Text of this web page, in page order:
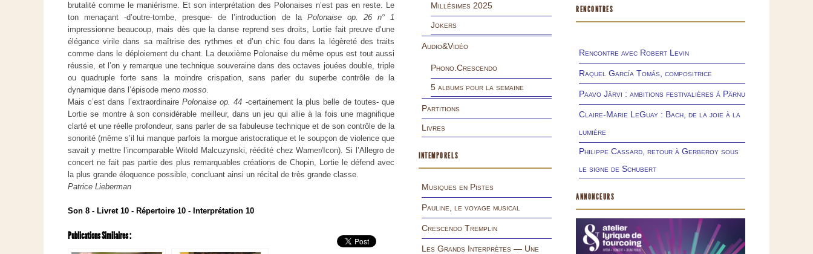
brutalité comme le maniérisme. Et son interprétation des Polonaises n’est pas en reste. Le
ton menaçant -d’outre-tombe, presque- de l’introduction de la Polonaise op. 26 n° 1
impressionne beaucoup, mais dès que la danse reprend ses droits, Lortie fait preuve d’une
élégance virile dans sa maîtrise des rythmes et d’un chic fou dans la légèreté des traits
comme dans le déploiement du chant. La deuxième Polonaise du même opus est tout aussi
réussie, et l’on y remarque une technique souveraine dans des octaves jouées double, triple
ou quadruple forte sans la moindre crispation, sans parler du superbe contrôle de la
dynamique dans l’épisode meno mosso.
Mais c’est dans l’extraordinaire Polonaise op. 44 -certainement la plus belle de toutes- que
Lortie se montre à son considérable meilleur, dans un jeu qui allie à la fois une magnifique
clarté et une réelle profondeur, sans parler de sa fabuleuse technique et de son contrôle de la
sonorité (même s’il lui manque parfois la morgue aristocratique et le soupçon de violence que
savait y mettre l’incomparable Witold Malcuzynski, réédité chez Warner/Icon). Si l’Allegro de
concert ne fait pas partie des plus remarquables créations de Chopin, Lortie le défend avec
la plus grande éloquence possible, concluant ainsi un récital de très grande classe.
Patrice Lieberman
Son 8 - Livret 10 - Répertoire 10 - Interprétation 10
Publications Similaires :
Millésimes 2025
Jokers
Audio&Vidéo
Phono.Crescendo
5 albums pour la semaine
Partitions
Livres
INTEMPORELS
Musiques en Pistes
Pauline, le voyage musical
Crescendo Tremplin
Les Grands Interprètes — Une
RENCONTRES
Rencontre avec Robert Levin
Raquel García Tomás, compositrice
Paavo Järvi : ambitions festivalières à Pärnu
Claire-Marie LeGuay : Bach, de la joie à la
lumière
Philippe Cassard, retour à Gerberoy sous
le signe de Schubert
ANNONCEURS